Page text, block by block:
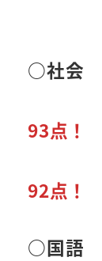
○社会
93点！
92点！
○国語